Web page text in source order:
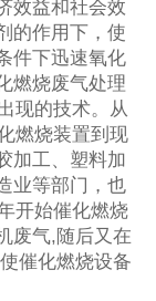
效益和社会效
的作用下，使
件下迅速氧化
燃烧废气处理
现的技术。从
燃烧装置到现
加工、塑料加
业等部门，也
开始催化燃烧
废气,随后又在
催化燃烧设备